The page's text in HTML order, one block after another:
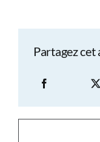
Partagez cet